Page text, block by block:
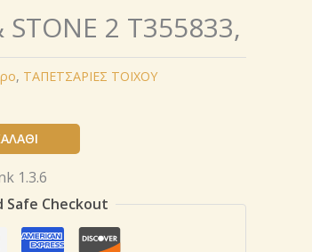
STONE 2 T355833,
, ΤΑΠΕΤΣΑΡΙΕΣ ΤΟΙΧΟΥ
Safe Checkout